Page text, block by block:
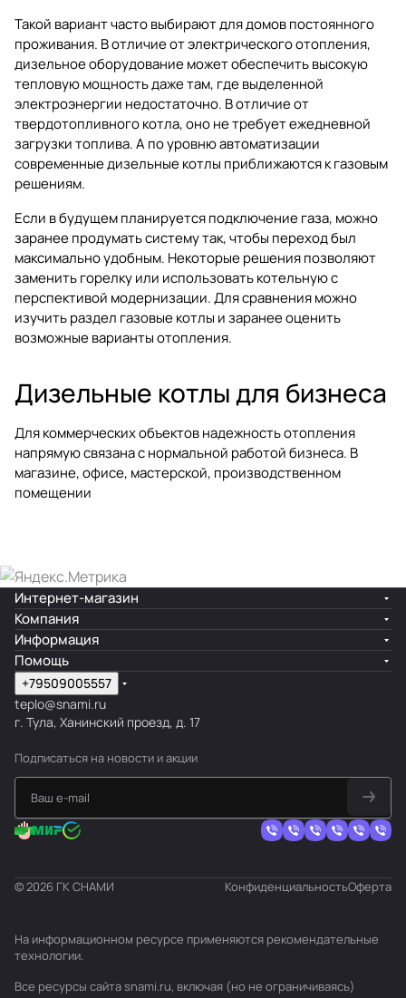
Такой вариант часто выбирают для домов постоянного
проживания. В отличие от электрического отопления,
дизельное оборудование может обеспечить высокую
тепловую мощность даже там, где выделенной
электроэнергии недостаточно. В отличие от
твердотопливного котла, оно не требует ежедневной
загрузки топлива. А по уровню автоматизации
современные дизельные котлы приближаются к газовым
решениям.
Если в будущем планируется подключение газа, можно
заранее продумать систему так, чтобы переход был
максимально удобным. Некоторые решения позволяют
заменить горелку или использовать котельную с
перспективой модернизации. Для сравнения можно
изучить раздел газовые котлы и заранее оценить
возможные варианты отопления.
Дизельные котлы для бизнеса
Для коммерческих объектов надежность отопления
напрямую связана с нормальной работой бизнеса. В
магазине, офисе, мастерской, производственном
помещении
Интернет-магазин
Компания
Информация
Помощь
+79509005557
teplo@snami.ru
г. Тула, Ханинский проезд, д. 17
Подписаться на новости и акции
© 2026 ГК СНАМИ КонфиденциальностьОферта
На информационном ресурсе применяются рекомендательные
технологии.
Все ресурсы сайта snami.ru, включая (но не ограничиваясь)